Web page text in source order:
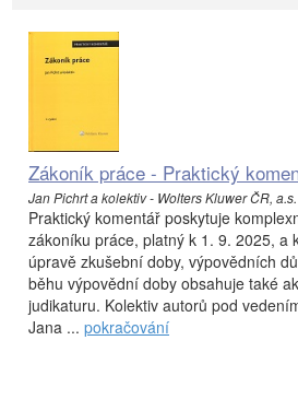
Zákoník práce - Praktický
Jan Pichrt a kolektiv - Wolters Kluwer ČR, a.s.
Praktický komentář poskytuje
zákoníku práce, platný k 1. 9. 2025, a
úpravě zkušební doby, výpovědních
běhu výpovědní doby obsahuje také
judikaturu. Kolektiv autorů pod
Jana ... pokračování